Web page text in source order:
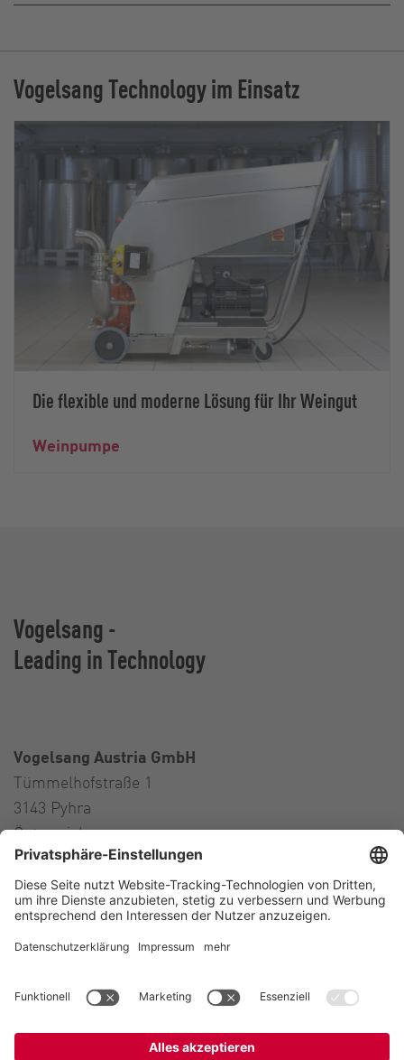
Vogelsang Technology im Einsatz
Die flexible und moderne Lösung für Ihr Weingut
Weinpumpe
Vogelsang -
Leading in Technology
Vogelsang Austria GmbH
Tümmelhofstraße 1
3143 Pyhra
Österreich
Contact
Tel.:+43 664 16 56 724